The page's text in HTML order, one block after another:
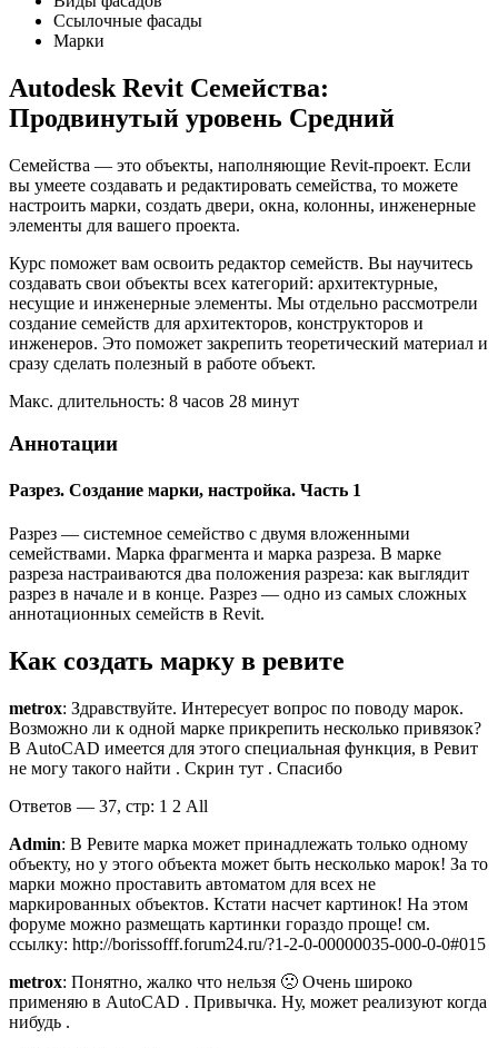
Ссылочные фасады
Марки
Autodesk Revit Семейства:
Продвинутый уровень Средний
Семейства — это объекты, наполняющие Revit-проект. Если
вы умеете создавать и редактировать семейства, то можете
настроить марки, создать двери, окна, колонны, инженерные
элементы для вашего проекта.
Курс поможет вам освоить редактор семейств. Вы научитесь
создавать свои объекты всех категорий: архитектурные,
несущие и инженерные элементы. Мы отдельно рассмотрели
создание семейств для архитекторов, конструкторов и
инженеров. Это поможет закрепить теоретический материал и
сразу сделать полезный в работе объект.
Макс. длительность: 8 часов 28 минут
Аннотации
Разрез. Создание марки, настройка. Часть 1
Разрез — системное семейство с двумя вложенными
семействами. Марка фрагмента и марка разреза. В марке
разреза настраиваются два положения разреза: как выглядит
разрез в начале и в конце. Разрез — одно из самых сложных
аннотационных семейств в Revit.
Как создать марку в ревите
metrox: Здравствуйте. Интересует вопрос по поводу марок.
Возможно ли к одной марке прикрепить несколько привязок?
В AutoCAD имеется для этого специальная функция, в Ревит
не могу такого найти . Скрин тут . Спасибо
Ответов — 37, стр: 1 2 All
Admin: В Ревите марка может принадлежать только одному
объекту, но у этого объекта может быть несколько марок! За то
марки можно проставить автоматом для всех не
маркированных объектов. Кстати насчет картинок! На этом
форуме можно размещать картинки гораздо проще! см.
ссылку: http://borissofff.forum24.ru/?1-2-0-00000035-000-0-0#015
metrox: Понятно, жалко что нельзя 🙁 Очень широко
применяю в AutoCAD . Привычка. Ну, может реализуют когда
нибудь .